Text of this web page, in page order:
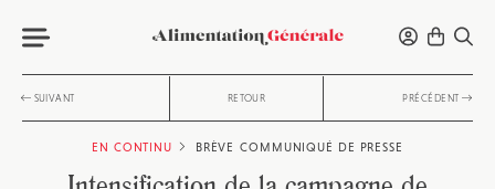
SUIVANT RETOUR PRÉCÉDENT
EN CONTINU BRÈVE COMMUNIQUÉ DE PRESSE